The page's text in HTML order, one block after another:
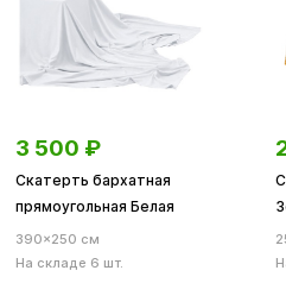
3 500 ₽
Скатерть бархатная
прямоугольная Белая
390×250 см
На складе 6 шт.